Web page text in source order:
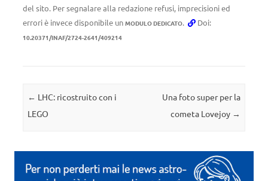
del sito. Per segnalare alla redazione refusi, imprecisioni ed
errori è invece disponibile un MODULO DEDICATO. Doi:
10.20371/INAF/2724-2641/409214
Navigazione articolo
← LHC: ricostruito con i
LEGO
Una foto super per la
cometa Lovejoy →